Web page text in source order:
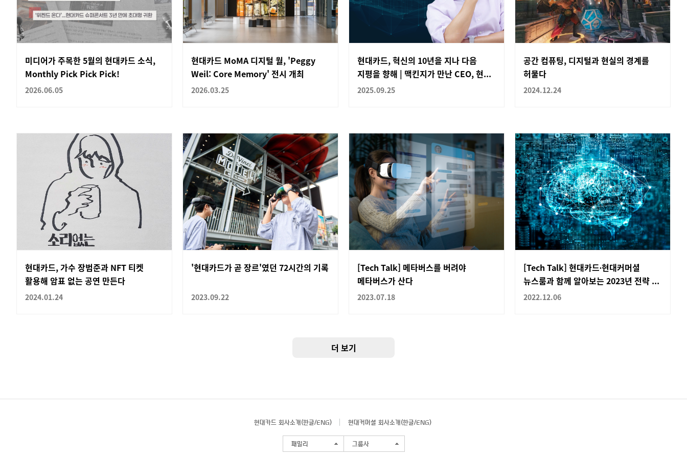
미디어가 주목한 5월의 현대카드 소식,
Monthly Pick Pick Pick!
2026.06.05
현대카드 MoMA 디지털 월, 'Peggy
Weil: Core Memory' 전시 개최
2026.03.25
현대카드, 혁신의 10년을 지나 다음
지평을 향해 | 맥킨지가 만난 CEO, 현...
2025.09.25
공간 컴퓨팅, 디지털과 현실의 경계를
허물다
2024.12.24
현대카드, 가수 장범준과 NFT 티켓
활용해 암표 없는 공연 만든다
2024.01.24
'현대카드가 곧 장르'였던 72시간의 기록
2023.09.22
[Tech Talk] 메타버스를 버려야
메타버스가 산다
2023.07.18
[Tech Talk] 현대카드∙현대커머셜
뉴스룸과 함께 알아보는 2023년 전략 ...
2022.12.06
더 보기
현대카드 회사소개(한글/ENG) 현대커머셜 회사소개(한글/ENG)
패밀리 그룹사